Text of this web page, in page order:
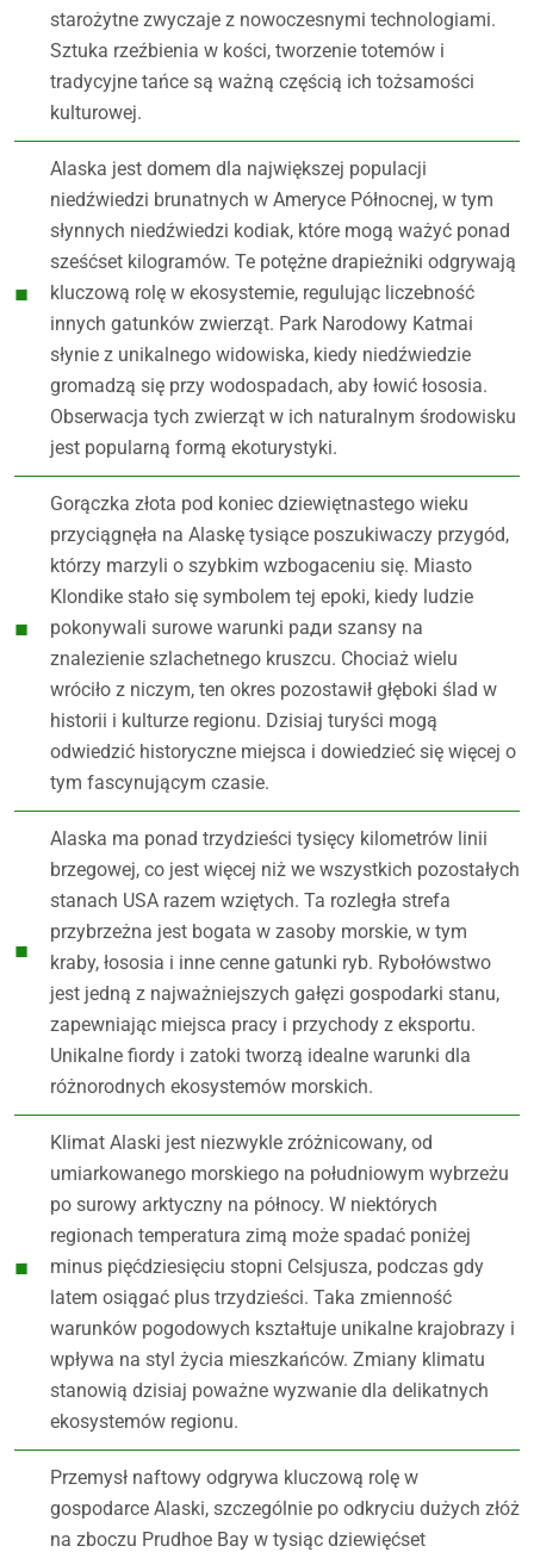
starożytne zwyczaje z nowoczesnymi technologiami.
Sztuka rzeźbienia w kości, tworzenie totemów i
tradycyjne tańce są ważną częścią ich tożsamości
kulturowej.
Alaska jest domem dla największej populacji
niedźwiedzi brunatnych w Ameryce Północnej, w tym
słynnych niedźwiedzi kodiak, które mogą ważyć ponad
sześćset kilogramów. Te potężne drapieżniki odgrywają
kluczową rolę w ekosystemie, regulując liczebność
innych gatunków zwierząt. Park Narodowy Katmai
słynie z unikalnego widowiska, kiedy niedźwiedzie
gromadzą się przy wodospadach, aby łowić łososia.
Obserwacja tych zwierząt w ich naturalnym środowisku
jest popularną formą ekoturystyki.
Gorączka złota pod koniec dziewiętnastego wieku
przyciągnęła na Alaskę tysiące poszukiwaczy przygód,
którzy marzyli o szybkim wzbogaceniu się. Miasto
Klondike stało się symbolem tej epoki, kiedy ludzie
pokonywali surowe warunki ради szansy na
znalezienie szlachetnego kruszcu. Chociaż wielu
wróciło z niczym, ten okres pozostawił głęboki ślad w
historii i kulturze regionu. Dzisiaj turyści mogą
odwiedzić historyczne miejsca i dowiedzieć się więcej o
tym fascynującym czasie.
Alaska ma ponad trzydzieści tysięcy kilometrów linii
brzegowej, co jest więcej niż we wszystkich pozostałych
stanach USA razem wziętych. Ta rozległa strefa
przybrzeżna jest bogata w zasoby morskie, w tym
kraby, łososia i inne cenne gatunki ryb. Rybołówstwo
jest jedną z najważniejszych gałęzi gospodarki stanu,
zapewniając miejsca pracy i przychody z eksportu.
Unikalne fiordy i zatoki tworzą idealne warunki dla
różnorodnych ekosystemów morskich.
Klimat Alaski jest niezwykle zróżnicowany, od
umiarkowanego morskiego na południowym wybrzeżu
po surowy arktyczny na północy. W niektórych
regionach temperatura zimą może spadać poniżej
minus pięćdziesięciu stopni Celsjusza, podczas gdy
latem osiągać plus trzydzieści. Taka zmienność
warunków pogodowych kształtuje unikalne krajobrazy i
wpływa na styl życia mieszkańców. Zmiany klimatu
stanowią dzisiaj poważne wyzwanie dla delikatnych
ekosystemów regionu.
Przemysł naftowy odgrywa kluczową rolę w
gospodarce Alaski, szczególnie po odkryciu dużych złóż
na zboczu Prudhoe Bay w tysiąc dziewięćset